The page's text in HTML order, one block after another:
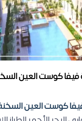
فيفا كوست العين
كوست العين